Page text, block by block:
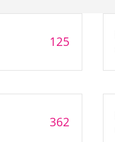
125
362